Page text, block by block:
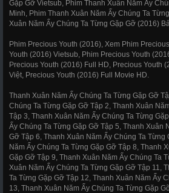
Gặp Gỡ Vietsub, Phim Thanh Xuân Năm Ấy
Minh, Phim Thanh Xuân Năm Ấy Chúng Ta
Xuân Năm Ấy Chúng Ta Từng Gặp Gỡ (2016)
Phim Precious Youth (2016), Xem Phim
Youth (2016) Vietsub, Phim Precious Youth
Precious Youth (2016) Full HD, Precious Youth
Việt, Precious Youth (2016) Full Movie HD.
Thanh Xuân Năm Ấy Chúng Ta Từng Gặp Gỡ
Chúng Ta Từng Gặp Gỡ Tập 2, Thanh Xuân
Tập 3, Thanh Xuân Năm Ấy Chúng Ta Từng
Ấy Chúng Ta Từng Gặp Gỡ Tập 5, Thanh Xuân
Gỡ Tập 6, Thanh Xuân Năm Ấy Chúng Ta Từng
Năm Ấy Chúng Ta Từng Gặp Gỡ Tập 8, Thanh
Gặp Gỡ Tập 9, Thanh Xuân Năm Ấy Chúng Ta
Xuân Năm Ấy Chúng Ta Từng Gặp Gỡ Tập 11,
Ta Từng Gặp Gỡ Tập 12, Thanh Xuân Năm Ấy
13, Thanh Xuân Năm Ấy Chúng Ta Từng Gặp